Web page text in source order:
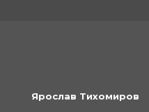
Ярослав Тихомиров